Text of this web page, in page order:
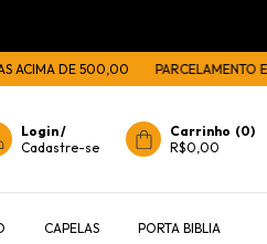
DE 500,00 PARCELAMENTO EM 5 X
Login/
Cadastre-se
Carrinho (0)
R$0,00
CAPELAS PORTA BIBLIA